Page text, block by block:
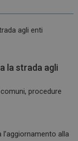
la strada agli
procedure